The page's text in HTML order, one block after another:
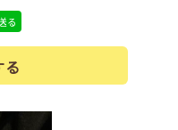
る
る